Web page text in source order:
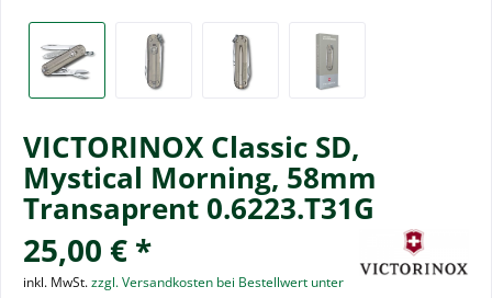
VICTORINOX Classic SD,
Mystical Morning, 58mm
Transaprent 0.6223.T31G
25,00 € *
inkl. MwSt.zzgl. Versandkosten bei Bestellwert unter